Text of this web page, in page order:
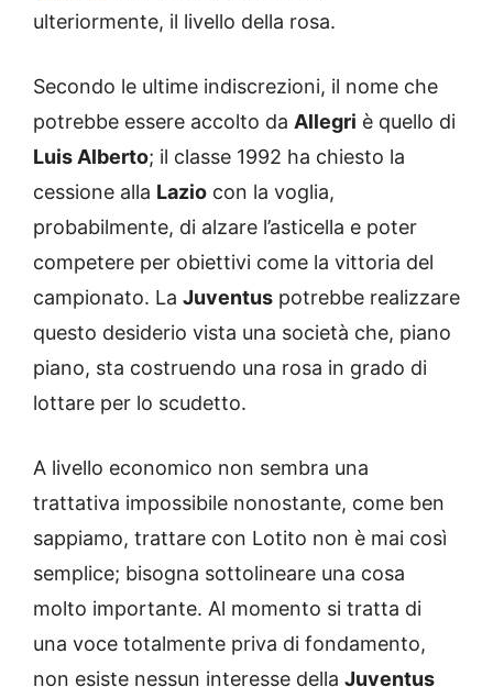
ulteriormente, il livello della rosa.
Secondo le ultime indiscrezioni, il nome che
potrebbe essere accolto da Allegri è quello di
Luis Alberto; il classe 1992 ha chiesto la
cessione alla Lazio con la voglia,
probabilmente, di alzare l’asticella e poter
competere per obiettivi come la vittoria del
campionato. La Juventus potrebbe realizzare
questo desiderio vista una società che, piano
piano, sta costruendo una rosa in grado di
lottare per lo scudetto.
A livello economico non sembra una
trattativa impossibile nonostante, come ben
sappiamo, trattare con Lotito non è mai così
semplice; bisogna sottolineare una cosa
molto importante. Al momento si tratta di
una voce totalmente priva di fondamento,
non esiste nessun interesse della Juventus